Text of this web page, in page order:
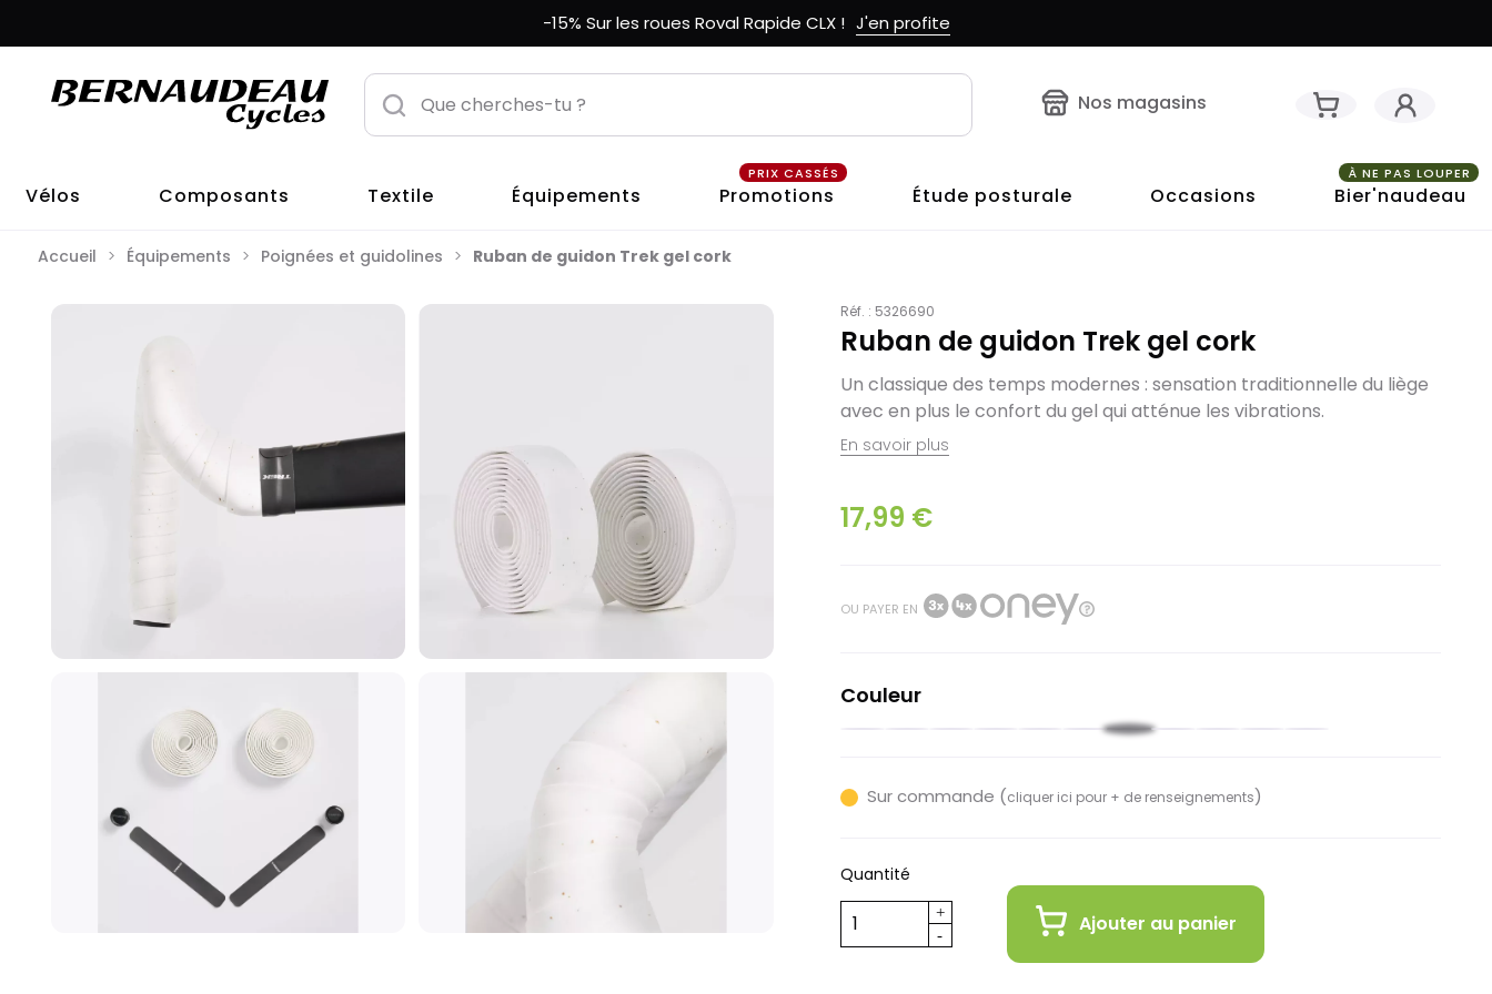
-15% Sur les roues Roval Rapide CLX ! J'en profite
Nos magasins
Vélos Composants Textile Équipements Promotions
PRIX CASSÉS
Étude posturale Occasions Bier'naudeau
À NE PAS LOUPER
Accueil Équipements Poignées et guidolines Ruban de guidon Trek gel cork
Réf. : 5326690
Ruban de guidon Trek gel cork
Un classique des temps modernes : sensation traditionnelle du liège
avec en plus le confort du gel qui atténue les vibrations.
En savoir plus
17,99 €
OU PAYER EN
Couleur
Vert BlancBleu
Sur commande (cliquer ici pour + de renseignements)
Quantité
Ajouter au panier